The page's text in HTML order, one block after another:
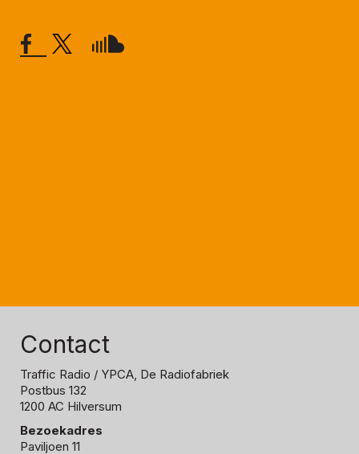
Contact
Traffic Radio / YPCA, De Radiofabriek
Postbus 132
1200 AC Hilversum
Bezoekadres
Paviljoen 11